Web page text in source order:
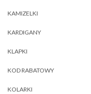
KAMIZELKI
KARDIGANY
KLAPKI
KOD RABATOWY
KOLARKI